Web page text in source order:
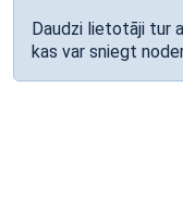
Daudzi lietotāji tur
kas var sniegt